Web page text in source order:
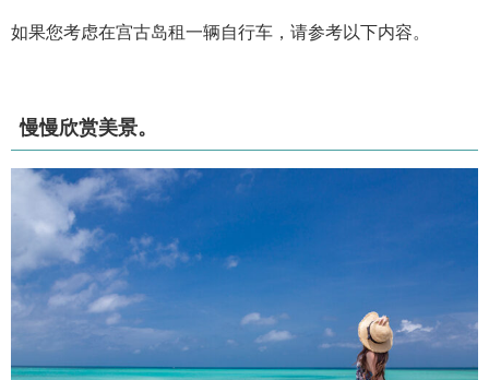
如果您考虑在宫古岛租一辆自行车，请参考以下内容。
慢慢欣赏美景。